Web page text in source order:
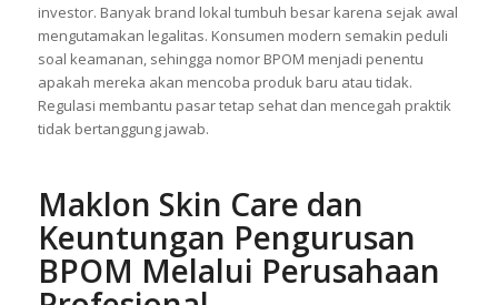
komitmenmu dalam menjaga keamanan konsumen. Hal ini
meningkatkan kepercayaan pelanggan, membuka peluang
kolaborasi, serta memberi brand nilai profesional di mata
investor. Banyak brand lokal tumbuh besar karena sejak awal
mengutamakan legalitas. Konsumen modern semakin peduli
soal keamanan, sehingga nomor BPOM menjadi penentu
tidak bertanggung jawab.
Maklon Skin Care dan